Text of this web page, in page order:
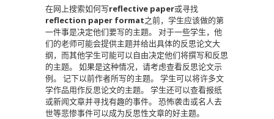
在网上搜索如何写reflective paper或寻找
reflection paper format之前，学生应该做的第
一件事是决定他们要写的主题。
对于一些学生，他
们的老师可能会提供主题并给出具体的反思论文大
纲，而其他学生可能可以自由决定他们将撰写和反思
的主题。
如果是这种情况，请考虑查看反思论文示
例。
记下以前作者所写的主题。
学生可以将许多文
学作品用作反思论文的主题。
学生还可以查看报纸
或新闻文章并寻找有趣的事件。
恐怖袭击或名人去
世等悲惨事件可以成为反思性文章的好主题。